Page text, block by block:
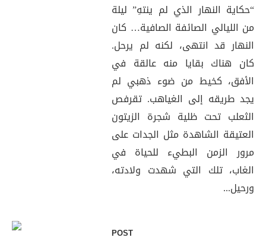
“حكاية النهار الذي لم ينتهِ” ليلة
من الليالي الصائفة الصافية… كان
النهار قد انتهى، لكنه لم يرحل.
كان هناك بقايا منه عالقة في
الأفق، كخيط من ضوء ذهبي لم
يجد طريقه إلى الغياهب. تقرفص
الثعلب تحت ظلية شجرة الزيتون
العتيقة الشاهدة مثل الجدات على
مرور الزمن البطيء للحياة في
الغاب، تلك التي شهدت ولادته،
ورحيل...
POST